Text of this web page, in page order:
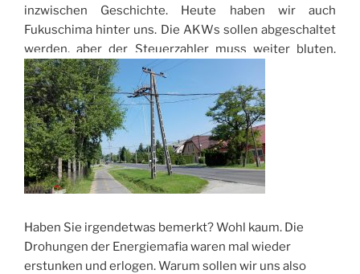
inzwischen Geschichte. Heute haben wir auch
Fukuschima hinter uns. Die AKWs sollen abgeschaltet
werden, aber der Steuerzahler muss weiter bluten.
Haben Sie irgendetwas bemerkt? Wohl kaum. Die
Drohungen der Energiemafia waren mal wieder
erstunken und erlogen. Warum sollen wir uns also